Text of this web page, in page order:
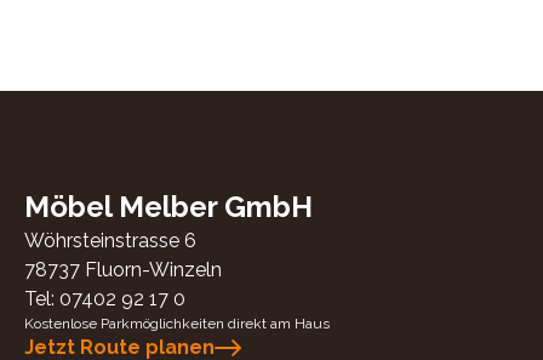
Möbel Melber GmbH
Wöhrsteinstrasse 6
78737 Fluorn-Winzeln
Tel: 07402 92 17 0
Kostenlose Parkmöglichkeiten direkt am Haus
Jetzt Route planen